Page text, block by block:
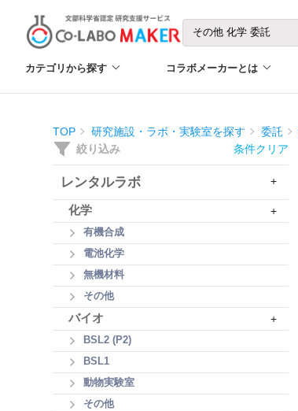
カテゴリから探す コラボメーカーとは
TOP 研究施設・ラボ・実験室を探す 委託
絞り込み 条件クリア
レンタルラボ +
化学 +
有機合成
電池化学
無機材料
その他
バイオ +
BSL2 (P2)
BSL1
動物実験室
その他